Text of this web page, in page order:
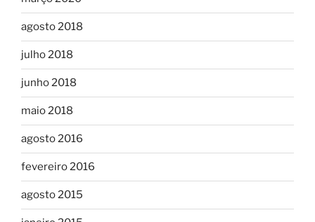
agosto 2018
julho 2018
junho 2018
maio 2018
agosto 2016
fevereiro 2016
agosto 2015